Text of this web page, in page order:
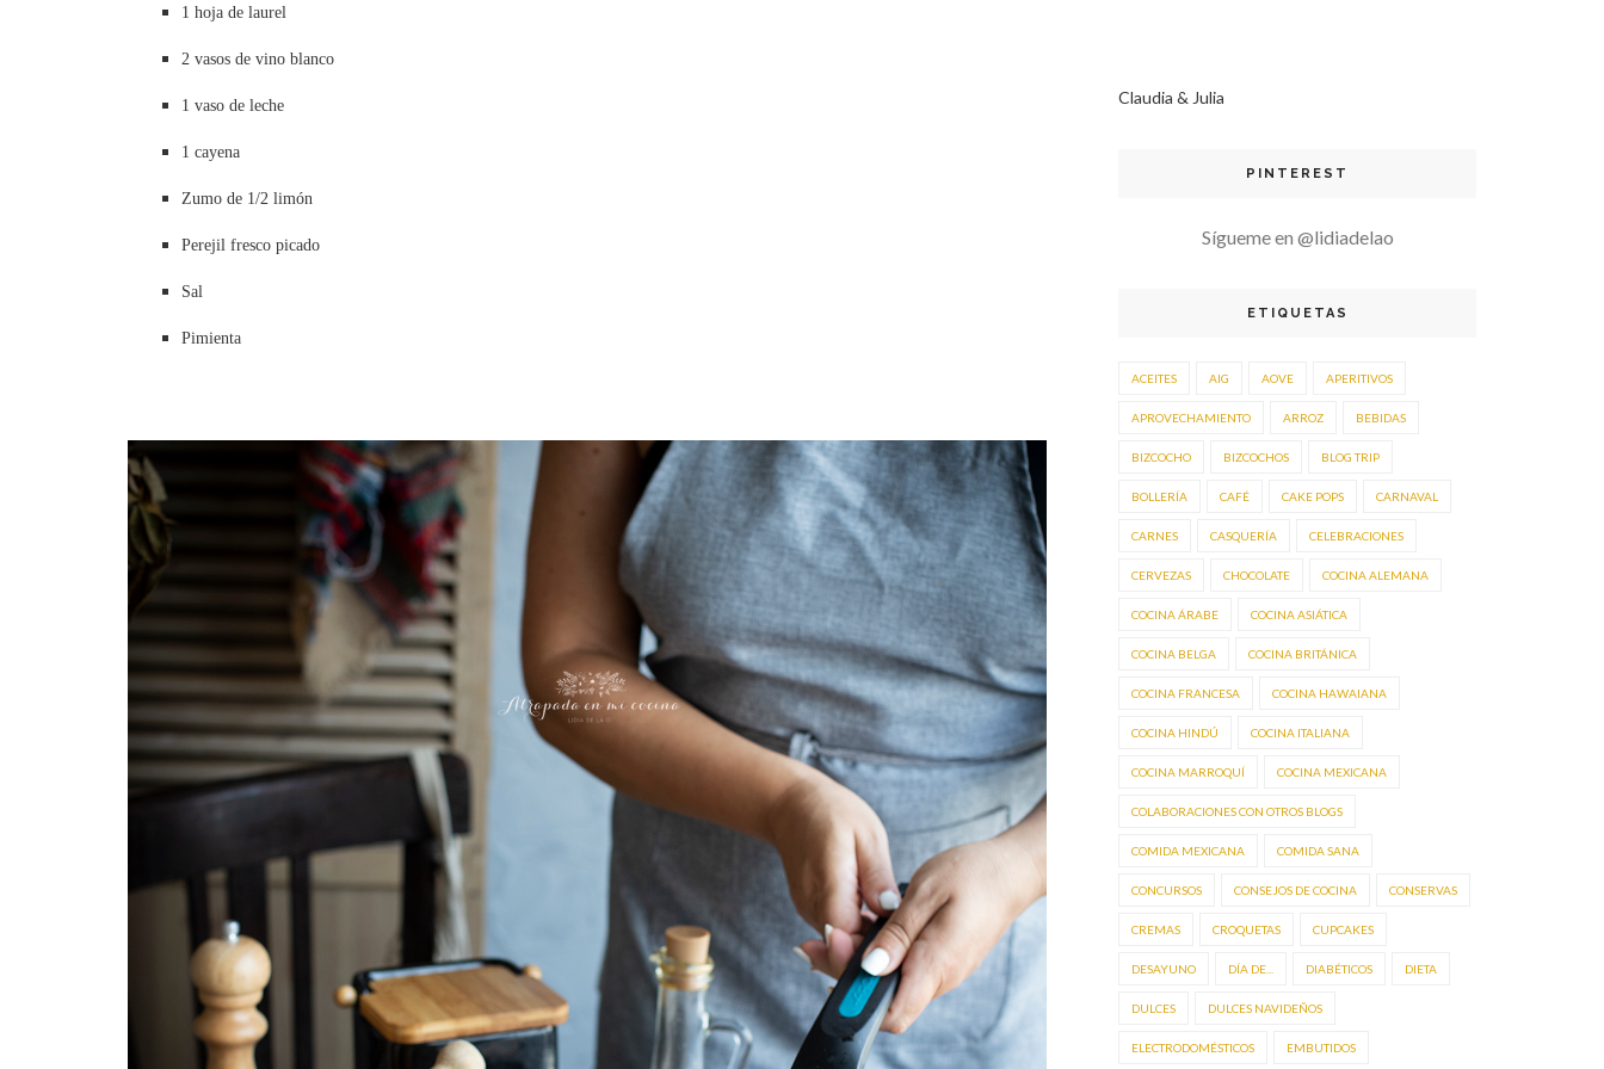
1 hoja de laurel
2 vasos de vino blanco
1 vaso de leche
1 cayena
Zumo de 1/2 limón
Perejil fresco picado
Sal
Pimienta
Claudia & Julia
PINTEREST
Sígueme en @lidiadelao
ETIQUETAS
ACEITES AIG AOVE APERITIVOS
APROVECHAMIENTO ARROZ BEBIDAS
BIZCOCHO BIZCOCHOS BLOG TRIP
BOLLERÍA CAFÉ CAKE POPS CARNAVAL
CARNES CASQUERÍA CELEBRACIONES
CERVEZAS CHOCOLATE COCINA ALEMANA
COCINA ÁRABE COCINA ASIÁTICA
COCINA BELGA COCINA BRITÁNICA
COCINA FRANCESA COCINA HAWAIANA
COCINA HINDÚ COCINA ITALIANA
COCINA MARROQUÍ COCINA MEXICANA
COLABORACIONES CON OTROS BLOGS
COMIDA MEXICANA COMIDA SANA
CONCURSOS CONSEJOS DE COCINA CONSERVAS
CREMAS CROQUETAS CUPCAKES
DESAYUNO DÍA DE... DIABÉTICOS DIETA
DULCES DULCES NAVIDEÑOS
ELECTRODOMÉSTICOS EMBUTIDOS